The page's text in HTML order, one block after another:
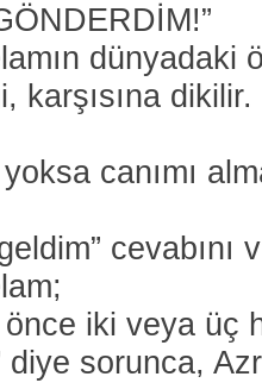
dünyadaki
karşısına
canımı
cevabını
önce iki veya üç
diye sorunca,